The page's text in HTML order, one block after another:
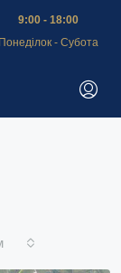
9:00 - 18:00
Понеділок - Субота